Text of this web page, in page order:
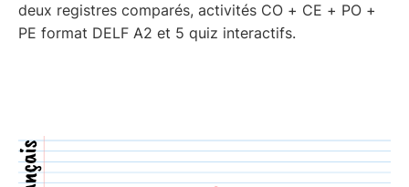
deux registres comparés, activités CO + CE + PO +
PE format DELF A2 et 5 quiz interactifs.